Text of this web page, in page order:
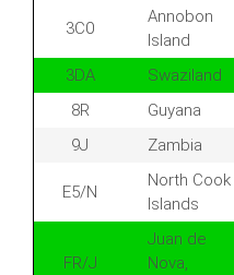
3C0
Annobon
Island
3DA Swaziland
8R
Guyana
9J
Zambia
E5/N
North Cook
Islands
FR/J
Juan de
Nova,